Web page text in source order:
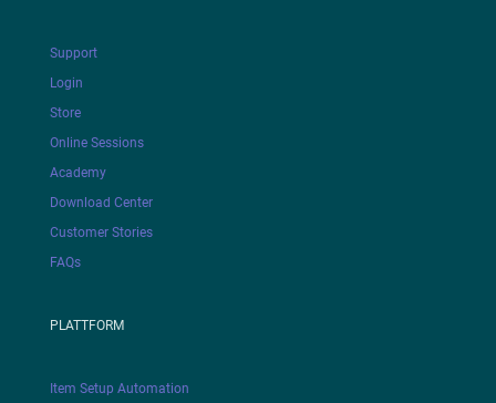
Support
Login
Store
Online Sessions
Academy
Download Center
Customer Stories
FAQs
PLATTFORM
Item Setup Automation